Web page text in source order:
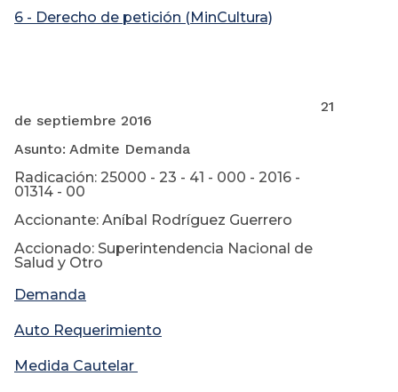
6 - Derecho de petición (MinCultura)
21
de septiembre 2016
Asunto: Admite Demanda
Radicación: 25000 - 23 - 41 - 000 - 2016 -
01314 - 00
Accionante: Aníbal Rodríguez Guerrero
Accionado: Superintendencia Nacional de
Salud y Otro
Demanda
Auto Requerimiento
Medida Cautelar